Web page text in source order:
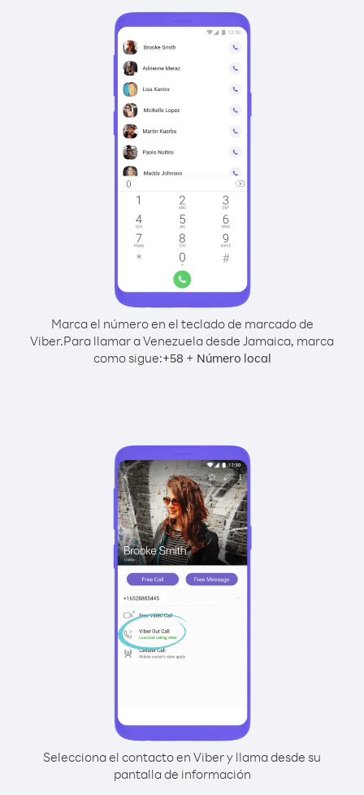
Marca el número en el teclado de marcado de
Viber.Para llamar a Venezuela desde Jamaica, marca
como sigue:+58 + Número local
Selecciona el contacto en Viber y llama desde su
pantalla de información